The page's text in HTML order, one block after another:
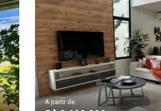
A partir de: